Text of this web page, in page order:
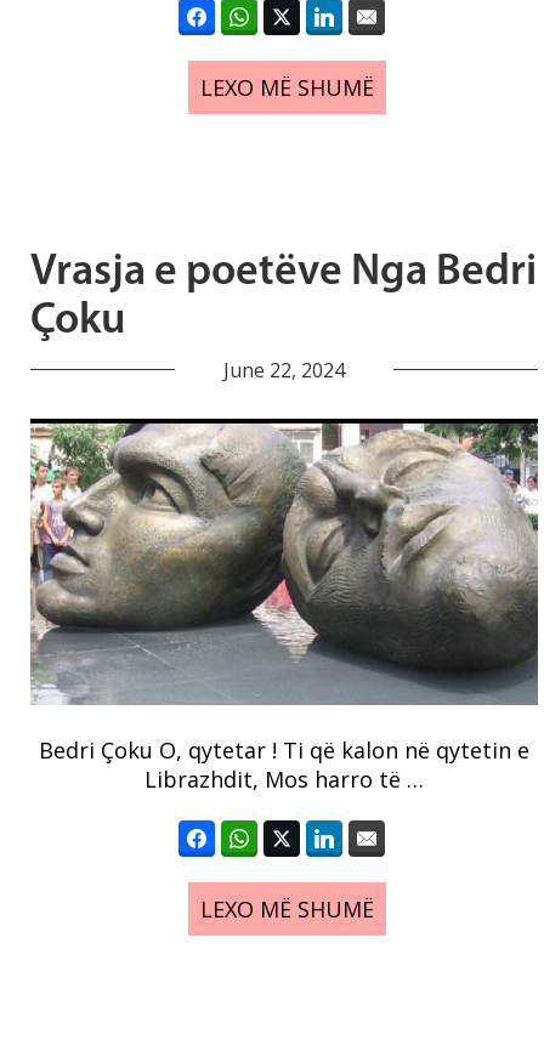
LEXO MË SHUMË
Vrasja e poetëve Nga Bedri
Çoku
June 22, 2024
Bedri Çoku O, qytetar ! Ti që kalon në qytetin e
Librazhdit, Mos harro të …
LEXO MË SHUMË